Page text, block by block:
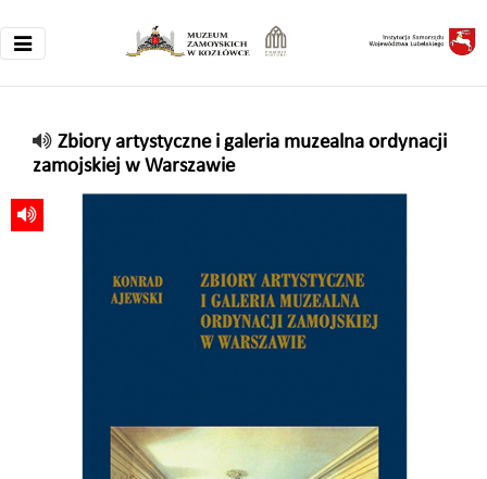
Zbiory artystyczne i galeria muzealna ordynacji
zamojskiej w Warszawie